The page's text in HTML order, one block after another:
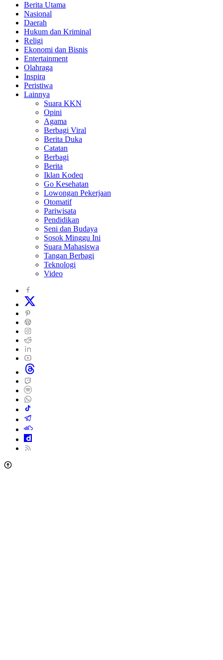
Berita Utama
Nasional
Daerah
Hukum dan Kriminal
Religi
Ekonomi dan Bisnis
Entertainment
Olahraga
Inspira
Peristiwa
Lainnya
Suara KKN
Opini
Agama
Berbagi Viral
Berita Duka
Catatan
Berbagi
Berita
Iklan Kodeq
Go Kesehatan
Lowongan Pekerjaan
Otomatif
Pariwisata
Pendidikan
Seni dan Budaya
Sosok Minggu Ini
Suara Mahasiswa
Tangan Berbagi
Teknologi
Video